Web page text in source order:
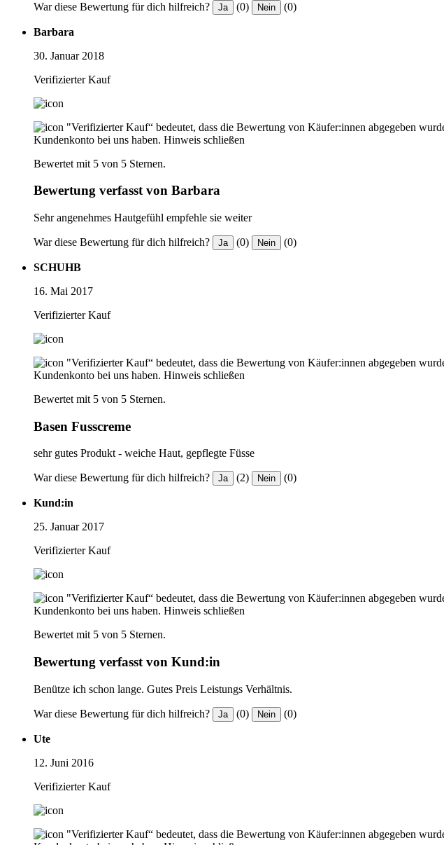
War diese Bewertung für dich hilfreich? Ja (0) Nein (0)
Barbara
30. Januar 2018
Verifizierter Kauf
"Verifizierter Kauf“ bedeutet, dass die Bewertung von Käufer:innen abgegeben
Kundenkonto bei uns haben. Hinweis schließen
Bewertet mit 5 von 5 Sternen.
Bewertung verfasst von Barbara
Sehr angenehmes Hautgefühl empfehle sie weiter
War diese Bewertung für dich hilfreich? Ja (0) Nein (0)
SCHUHB
16. Mai 2017
Verifizierter Kauf
"Verifizierter Kauf“ bedeutet, dass die Bewertung von Käufer:innen abgegeben
Kundenkonto bei uns haben. Hinweis schließen
Bewertet mit 5 von 5 Sternen.
Basen Fusscreme
sehr gutes Produkt - weiche Haut, gepflegte Füsse
War diese Bewertung für dich hilfreich? Ja (2) Nein (0)
Kund:in
25. Januar 2017
Verifizierter Kauf
"Verifizierter Kauf“ bedeutet, dass die Bewertung von Käufer:innen abgegeben
Kundenkonto bei uns haben. Hinweis schließen
Bewertet mit 5 von 5 Sternen.
Bewertung verfasst von Kund:in
Benütze ich schon lange. Gutes Preis Leistungs Verhältnis.
War diese Bewertung für dich hilfreich? Ja (0) Nein (0)
Ute
12. Juni 2016
Verifizierter Kauf
"Verifizierter Kauf“ bedeutet, dass die Bewertung von Käufer:innen abgegeben